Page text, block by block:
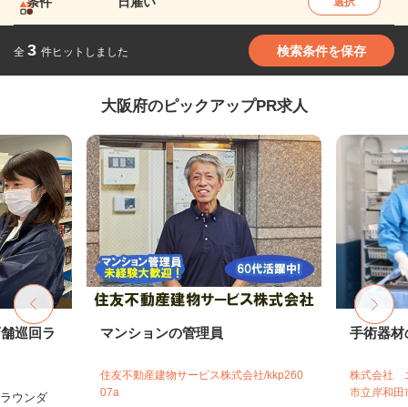
全 3 件ヒットしました 検索条件を保存
大阪府のピックアップPR求人
巡回ラ
ウンダ
マンションの管理員
住友不動産建物サービス株式会社/kkp260
07a
手術器材
株式会社
市立岸和田